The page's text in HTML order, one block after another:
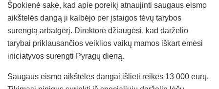
Špokienė sakė, kad apie poreikį atnaujinti saugaus eismo
aikštelės dangą ji kalbėjo per įstaigos tėvų tarybos
surengtą arbatgėrį. Direktorė džiaugėsi, kad darželio
tarybai priklausančios veiklios vaikų mamos iškart ėmėsi
iniciatyvos surengti Pyragų dieną.
Saugaus eismo aikštelės dangai išlieti reikės 13 000 eurų.